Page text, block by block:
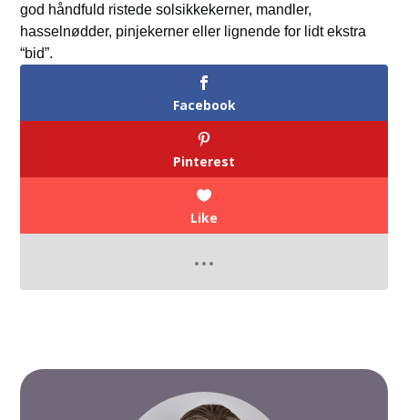
god håndfuld ristede solsikkekerner, mandler,
hasselnødder, pinjekerner eller lignende for lidt ekstra
“bid”.
Facebook
Pinterest
Like